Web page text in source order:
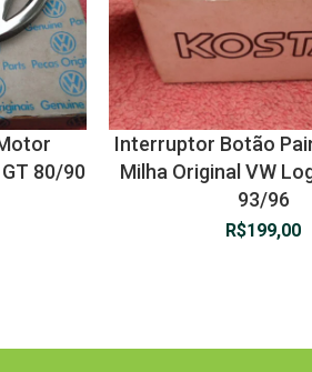
80/90
Interruptor Botão
Milha Original VW
93/96
R$199,00